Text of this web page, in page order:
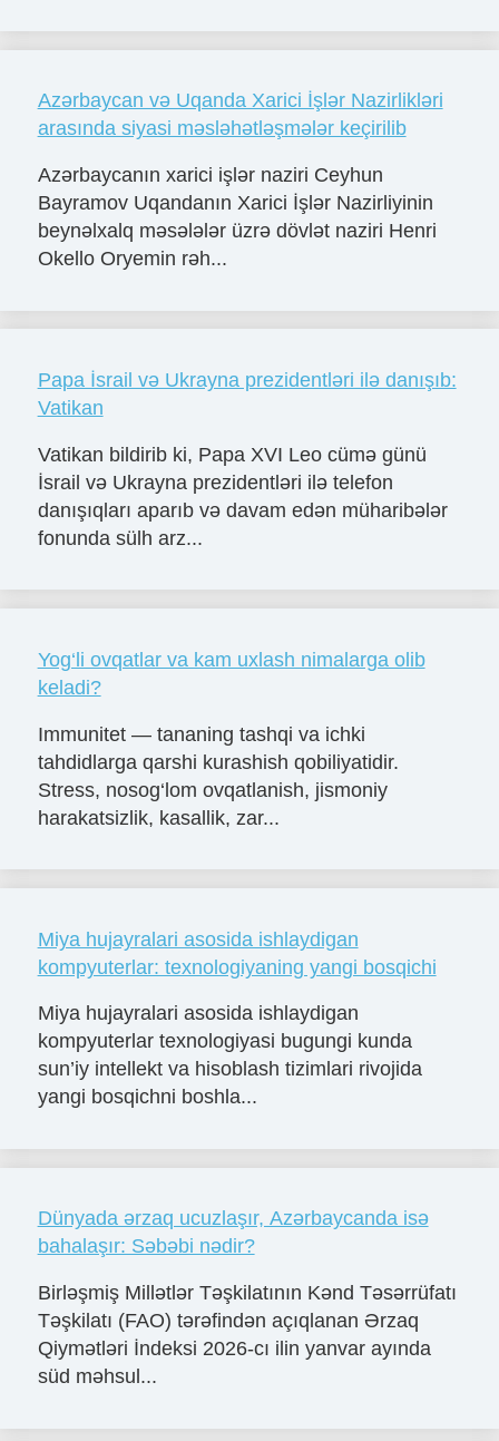
Azərbaycan və Uqanda Xarici İşlər Nazirlikləri
arasında siyasi məsləhətləşmələr keçirilib
Azərbaycanın xarici işlər naziri Ceyhun
Bayramov Uqandanın Xarici İşlər Nazirliyinin
beynəlxalq məsələlər üzrə dövlət naziri Henri
Okello Oryemin rəh...
Papa İsrail və Ukrayna prezidentləri ilə danışıb:
Vatikan
Vatikan bildirib ki, Papa XVI Leo cümə günü
İsrail və Ukrayna prezidentləri ilə telefon
danışıqları aparıb və davam edən müharibələr
fonunda sülh arz...
Yog‘li ovqatlar va kam uxlash nimalarga olib
keladi?
Immunitet — tananing tashqi va ichki
tahdidlarga qarshi kurashish qobiliyatidir.
Stress, nosog‘lom ovqatlanish, jismoniy
harakatsizlik, kasallik, zar...
Miya hujayralari asosida ishlaydigan
kompyuterlar: texnologiyaning yangi bosqichi
Miya hujayralari asosida ishlaydigan
kompyuterlar texnologiyasi bugungi kunda
sun’iy intellekt va hisoblash tizimlari rivojida
yangi bosqichni boshla...
Dünyada ərzaq ucuzlaşır, Azərbaycanda isə
bahalaşır: Səbəbi nədir?
Birləşmiş Millətlər Təşkilatının Kənd Təsərrüfatı
Təşkilatı (FAO) tərəfindən açıqlanan Ərzaq
Qiymətləri İndeksi 2026-cı ilin yanvar ayında
süd məhsul...